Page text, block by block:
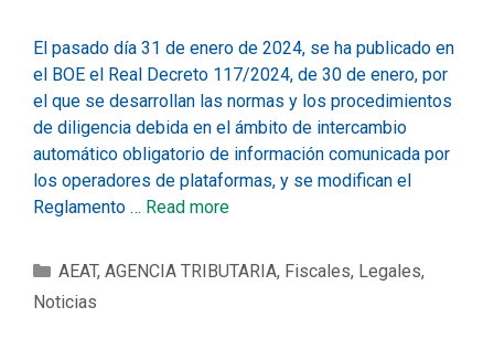
El pasado día 31 de enero de 2024, se ha publicado en
el BOE el Real Decreto 117/2024, de 30 de enero, por
el que se desarrollan las normas y los procedimientos
de diligencia debida en el ámbito de intercambio
automático obligatorio de información comunicada por
los operadores de plataformas, y se modifican el
Reglamento … Read more
AEAT, AGENCIA TRIBUTARIA, Fiscales, Legales,
Noticias